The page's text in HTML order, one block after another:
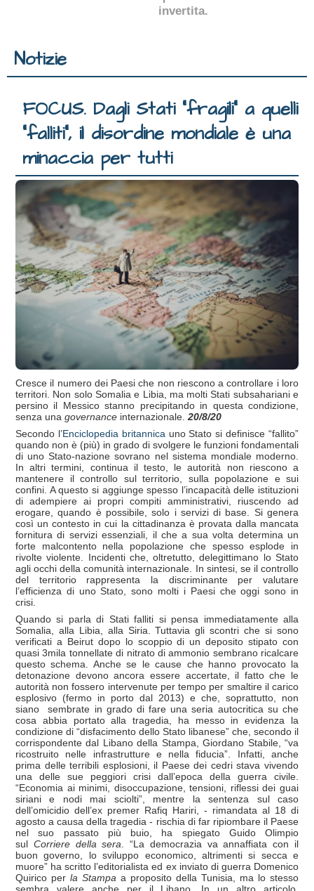
invertita.
Notizie
FOCUS. Dagli Stati “fragili” a quelli
“falliti”, il disordine mondiale è una
minaccia per tutti
Cresce il numero dei Paesi che non riescono a controllare i loro
territori. Non solo Somalia e Libia, ma molti Stati subsahariani e
persino il Messico stanno precipitando in questa condizione,
senza una governance internazionale. 20/8/20
Secondo l’Enciclopedia britannica uno Stato si definisce “fallito”
quando non è (più) in grado di svolgere le funzioni fondamentali
di uno Stato-nazione sovrano nel sistema mondiale moderno.
In altri termini, continua il testo, le autorità non riescono a
mantenere il controllo sul territorio, sulla popolazione e sui
confini. A questo si aggiunge spesso l’incapacità delle istituzioni
di adempiere ai propri compiti amministrativi, riuscendo ad
erogare, quando è possibile, solo i servizi di base. Si genera
così un contesto in cui la cittadinanza è provata dalla mancata
fornitura di servizi essenziali, il che a sua volta determina un
forte malcontento nella popolazione che spesso esplode in
rivolte violente. Incidenti che, oltretutto, delegittimano lo Stato
agli occhi della comunità internazionale. In sintesi, se il controllo
del territorio rappresenta la discriminante per valutare
l’efficienza di uno Stato, sono molti i Paesi che oggi sono in
crisi.
Quando si parla di Stati falliti si pensa immediatamente alla
Somalia, alla Libia, alla Siria. Tuttavia gli scontri che si sono
verificati a Beirut dopo lo scoppio di un deposito stipato con
quasi 3mila tonnellate di nitrato di ammonio sembrano ricalcare
questo schema. Anche se le cause che hanno provocato la
detonazione devono ancora essere accertate, il fatto che le
autorità non fossero intervenute per tempo per smaltire il carico
esplosivo (fermo in porto dal 2013) e che, soprattutto, non
siano sembrate in grado di fare una seria autocritica su che
cosa abbia portato alla tragedia, ha messo in evidenza la
condizione di “disfacimento dello Stato libanese” che, secondo il
corrispondente dal Libano della Stampa, Giordano Stabile, “va
ricostruito nelle infrastrutture e nella fiducia”. Infatti, anche
prima delle terribili esplosioni, il Paese dei cedri stava vivendo
una delle sue peggiori crisi dall’epoca della guerra civile.
“Economia ai minimi, disoccupazione, tensioni, riflessi dei guai
siriani e nodi mai sciolti”, mentre la sentenza sul caso
dell’omicidio dell’ex premer Rafiq Hariri, - rimandata al 18 di
agosto a causa della tragedia - rischia di far ripiombare il Paese
nel suo passato più buio, ha spiegato Guido Olimpio
sul Corriere della sera . “La democrazia va annaffiata con il
buon governo, lo sviluppo economico, altrimenti si secca e
muore” ha scritto l’editorialista ed ex inviato di guerra Domenico
Quirico per la Stampa a proposito della Tunisia, ma lo stesso
sembra valere anche per il Libano. In un altro articolo,